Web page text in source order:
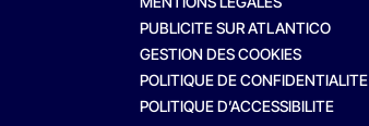
PUBLICITE SUR ATLANTICO
GESTION DES COOKIES
POLITIQUE DE CONFIDENTIALITE
POLITIQUE D’ACCESSIBILITE